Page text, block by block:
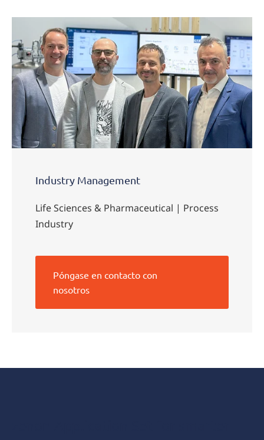
Industry Management
Life Sciences & Pharmaceutical | Process
Industry
Póngase en contacto con
nosotros